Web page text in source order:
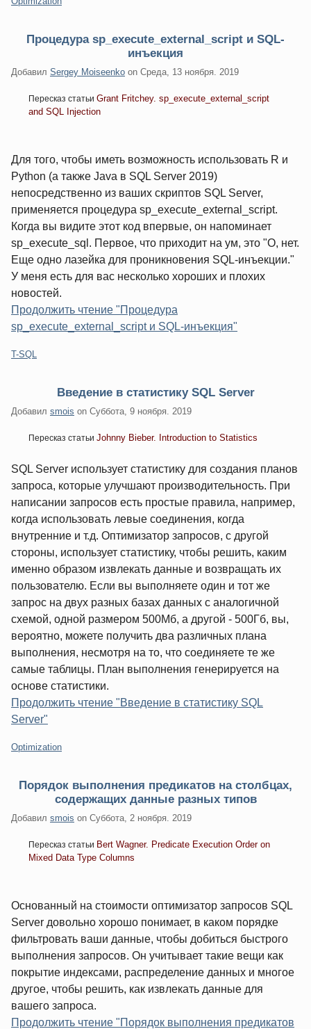
Процедура sp_execute_external_script и SQL-
инъекция
Добавил Sergey Moiseenko on Среда, 13 ноября. 2019
Пересказ статьи Grant Fritchey. sp_execute_external_script
and SQL Injection
Для того, чтобы иметь возможность использовать R и
Python (а также Java в SQL Server 2019)
непосредственно из ваших скриптов SQL Server,
применяется процедура sp_execute_external_script.
Когда вы видите этот код впервые, он напоминает
sp_execute_sql. Первое, что приходит на ум, это "О, нет.
Еще одно лазейка для проникновения SQL-инъекции."
У меня есть для вас несколько хороших и плохих
новостей.
Продолжить чтение "Процедура
sp_execute_external_script и SQL-инъекция"
Категории:
T-SQL
Введение в статистику SQL Server
Добавил smois on Суббота, 9 ноября. 2019
Пересказ статьи Johnny Bieber. Introduction to Statistics
SQL Server использует статистику для создания планов
запроса, которые улучшают производительность. При
написании запросов есть простые правила, например,
когда использовать левые соединения, когда
внутренние и т.д. Оптимизатор запросов, с другой
стороны, использует статистику, чтобы решить, каким
именно образом извлекать данные и возвращать их
пользователю. Если вы выполняете один и тот же
запрос на двух разных базах данных с аналогичной
схемой, одной размером 500Мб, а другой - 500Гб, вы,
вероятно, можете получить два различных плана
выполнения, несмотря на то, что соединяете те же
самые таблицы. План выполнения генерируется на
основе статистики.
Продолжить чтение "Введение в статистику SQL
Server"
Категории:
Optimization
Порядок выполнения предикатов на столбцах,
содержащих данные разных типов
Добавил smois on Суббота, 2 ноября. 2019
Пересказ статьи Bert Wagner. Predicate Execution Order on
Mixed Data Type Columns
Основанный на стоимости оптимизатор запросов SQL
Server довольно хорошо понимает, в каком порядке
фильтровать ваши данные, чтобы добиться быстрого
выполнения запросов. Он учитывает такие вещи как
покрытие индексами, распределение данных и многое
другое, чтобы решить, как извлекать данные для
вашего запроса.
Продолжить чтение "Порядок выполнения предикатов